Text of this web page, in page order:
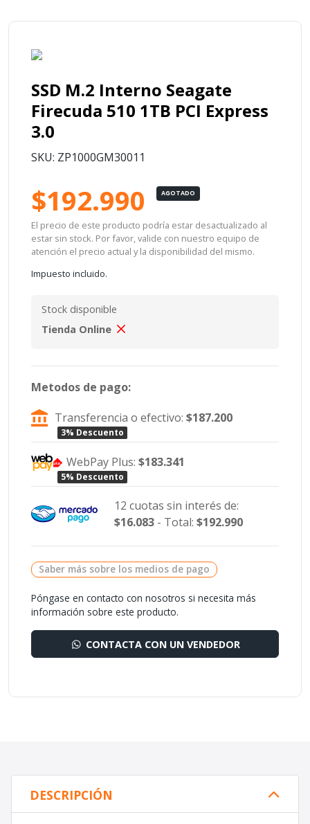
SSD M.2 Interno Seagate
Firecuda 510 1TB PCI Express
3.0
SKU: ZP1000GM30011
$192.990 AGOTADO
El precio de este producto podría estar desactualizado al
estar sin stock. Por favor, valide con nuestro equipo de
atención el precio actual y la disponibilidad del mismo.
Impuesto incluido.
Stock disponible
Tienda Online
Metodos de pago:
Transferencia o efectivo:$187.200
3% Descuento
WebPay Plus:$183.341
5% Descuento
12 cuotas sin interés de:
$16.083- Total: $192.990
Saber más sobre los medios de pago
Póngase en contacto con nosotros si necesita más
información sobre este producto.
CONTACTA CON UN VENDEDOR
DESCRIPCIÓN